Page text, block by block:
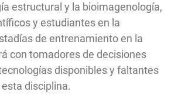
estructural y la bioimagenología,
y estudiantes en la
de entrenamiento en la
con tomadores de decisiones
disponibles y faltantes
disciplina.